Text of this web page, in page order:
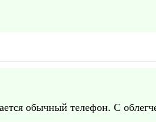
обычный телефон. С